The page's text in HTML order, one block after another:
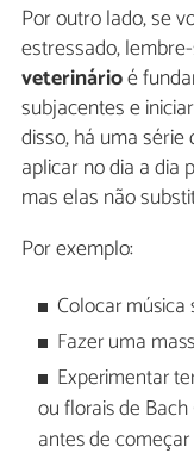
Por outro lado, se
estressado,
veterinárioé
subjacentes e
disso, há uma
aplicar no dia a dia
mas elas não
Por exemplo:
Colocar música
Fazer uma
Experimentar
ou florais de
antes de